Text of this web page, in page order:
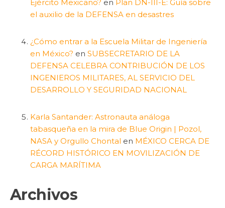
Ejército Mexicano? en Plan DN-III-E: Guía sobre
el auxilio de la DEFENSA en desastres
¿Cómo entrar a la Escuela Militar de Ingeniería
en México? en SUBSECRETARIO DE LA
DEFENSA CELEBRA CONTRIBUCIÓN DE LOS
INGENIEROS MILITARES, AL SERVICIO DEL
DESARROLLO Y SEGURIDAD NACIONAL
Karla Santander: Astronauta análoga
tabasqueña en la mira de Blue Origin | Pozol,
NASA y Orgullo Chontal en MÉXICO CERCA DE
RÉCORD HISTÓRICO EN MOVILIZACIÓN DE
CARGA MARÍTIMA
Archivos